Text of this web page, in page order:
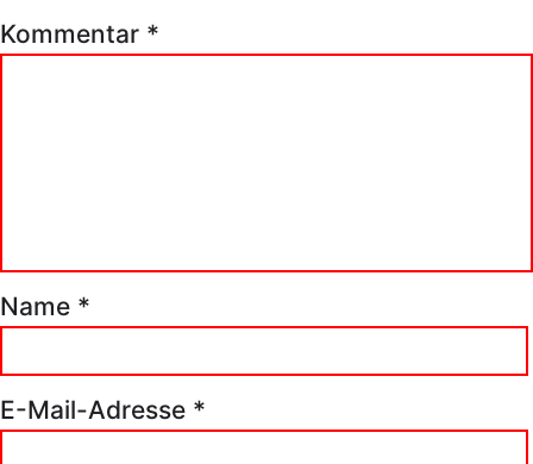
Kommentar *
Name *
E-Mail-Adresse *